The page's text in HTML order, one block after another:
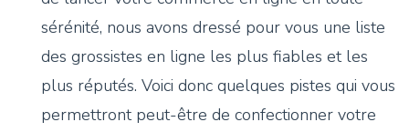
sérénité, nous avons dressé pour vous une liste
des grossistes en ligne les plus fiables et les
plus réputés. Voici donc quelques pistes qui vous
permettront peut-être de confectionner votre